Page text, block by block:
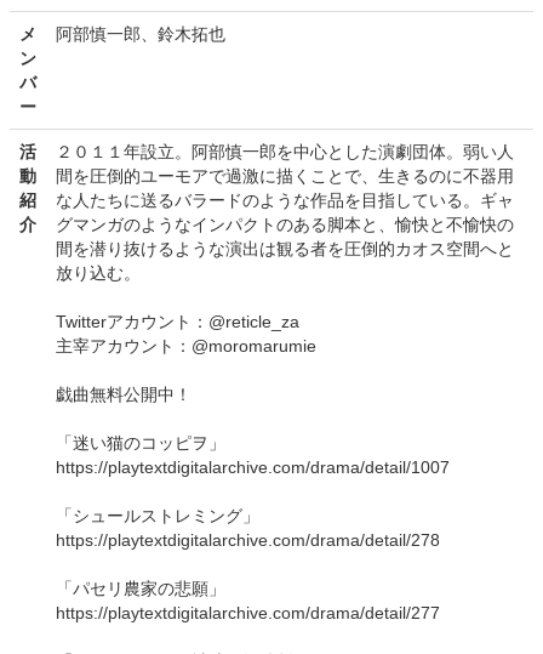
メ
ン
バ
ー
阿部慎一郎、鈴木拓也
活
動
紹
介
２０１１年設立。阿部慎一郎を中心とした演劇団体。弱い人
間を圧倒的ユーモアで過激に描くことで、生きるのに不器用
な人たちに送るバラードのような作品を目指している。ギャ
グマンガのようなインパクトのある脚本と、愉快と不愉快の
間を潜り抜けるような演出は観る者を圧倒的カオス空間へと
放り込む。
Twitterアカウント：@reticle_za
主宰アカウント：@moromarumie
戯曲無料公開中！
「迷い猫のコッピヲ」
https://playtextdigitalarchive.com/drama/detail/1007
「シュールストレミング」
https://playtextdigitalarchive.com/drama/detail/278
「パセリ農家の悲願」
https://playtextdigitalarchive.com/drama/detail/277